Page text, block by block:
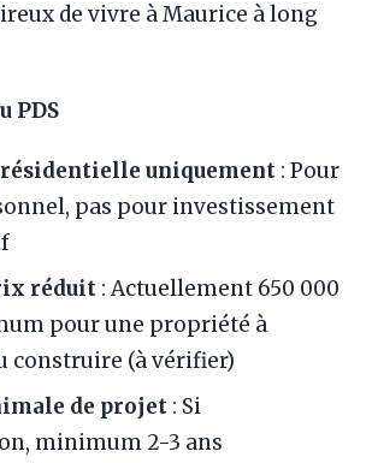
de vivre à Maurice à long
PDS
uniquement : Pour
pas pour investissement
réduit : Actuellement 650 000
pour une propriété à
construire (à vérifier)
de projet : Si
minimum 2-3 ans